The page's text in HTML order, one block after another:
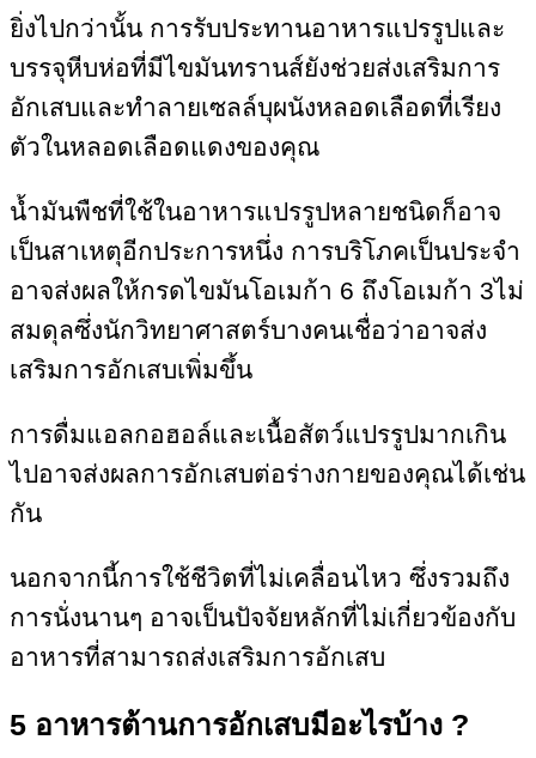
ยิ่งไปกว่านั้น การรับประทานอาหารแปรรูปและ
บรรจุหีบห่อที่มีไขมันทรานส์ยังช่วยส่งเสริมการ
อักเสบและทำลายเซลล์บุผนังหลอดเลือดที่เรียง
ตัวในหลอดเลือดแดงของคุณ
น้ำมันพืชที่ใช้ในอาหารแปรรูปหลายชนิดก็อาจ
เป็นสาเหตุอีกประการหนึ่ง การบริโภคเป็นประจำ
อาจส่งผลให้กรดไขมันโอเมก้า 6 ถึงโอเมก้า 3ไม่
สมดุลซึ่งนักวิทยาศาสตร์บางคนเชื่อว่าอาจส่ง
เสริมการอักเสบเพิ่มขึ้น
การดื่มแอลกอฮอล์และเนื้อสัตว์แปรรูปมากเกิน
ไปอาจส่งผลการอักเสบต่อร่างกายของคุณได้เช่น
กัน
นอกจากนี้การใช้ชีวิตที่ไม่เคลื่อนไหว ซึ่งรวมถึง
การนั่งนานๆ อาจเป็นปัจจัยหลักที่ไม่เกี่ยวข้องกับ
อาหารที่สามารถส่งเสริมการอักเสบ
5 อาหารต้านการอักเสบมีอะไรบ้าง ?